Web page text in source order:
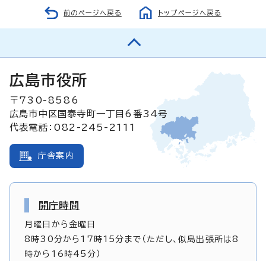
前のページへ戻る トップページへ戻る
広島市役所
〒730-8586
広島市中区国泰寺町一丁目6番34号
代表電話：082-245-2111
庁舎案内
開庁時間
月曜日から金曜日
8時30分から17時15分まで（ただし、似島出張所は8
時から16時45分）